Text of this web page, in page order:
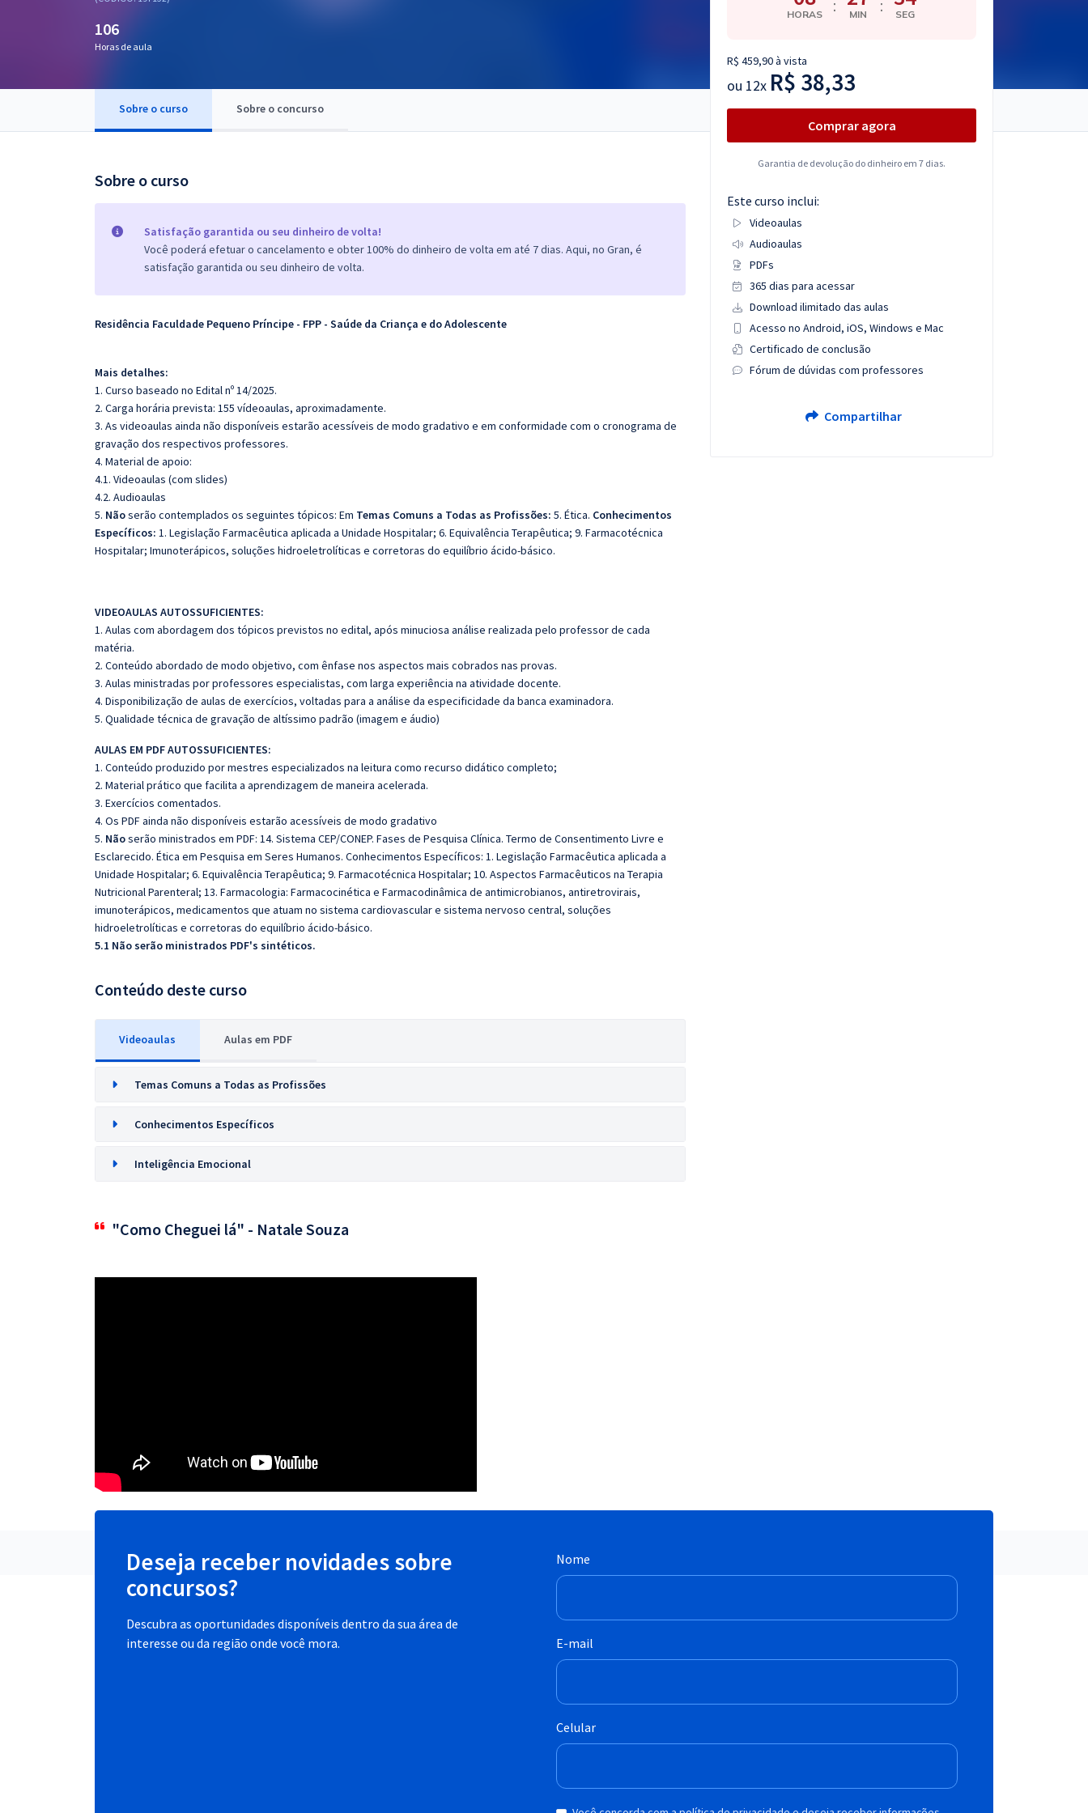
OAB
106
Horas de aula
Sobre o curso Sobre o concurso
Sobre o curso
Satisfação garantida ou seu dinheiro de volta!
Você poderá efetuar o cancelamento e obter 100% do dinheiro de volta em até 7 dias. Aqui, no Gran, é
satisfação garantida ou seu dinheiro de volta.
Residência Faculdade Pequeno Príncipe - FPP - Saúde da Criança e do Adolescente
Mais detalhes:
1. Curso baseado no Edital nº 14/2025.
2. Carga horária prevista: 155 vídeoaulas, aproximadamente.
3. As videoaulas ainda não disponíveis estarão acessíveis de modo gradativo e em conformidade com o cronograma de
gravação dos respectivos professores.
4. Material de apoio:
4.1. Videoaulas (com slides)
4.2. Audioaulas
5. Nãoserão contemplados os seguintes tópicos: Em Temas Comuns a Todas as Profissões: 5. Ética. Conhecimentos
Específicos: 1. Legislação Farmacêutica aplicada a Unidade Hospitalar; 6. Equivalência Terapêutica; 9. Farmacotécnica
Hospitalar; Imunoterápicos, soluções hidroeletrolíticas e corretoras do equilíbrio ácido-básico.
VIDEOAULAS AUTOSSUFICIENTES:
1. Aulas com abordagem dos tópicos previstos no edital, após minuciosa análise realizada pelo professor de cada
matéria.
2. Conteúdo abordado de modo objetivo, com ênfase nos aspectos mais cobrados nas provas.
3. Aulas ministradas por professores especialistas, com larga experiência na atividade docente.
4. Disponibilização de aulas de exercícios, voltadas para a análise da especificidade da banca examinadora.
5. Qualidade técnica de gravação de altíssimo padrão (imagem e áudio)
AULAS EM PDF AUTOSSUFICIENTES:
1. Conteúdo produzido por mestres especializados na leitura como recurso didático completo;
2. Material prático que facilita a aprendizagem de maneira acelerada.
3. Exercícios comentados.
4. Os PDF ainda não disponíveis estarão acessíveis de modo gradativo
5. Nãoserão ministrados em PDF: 14. Sistema CEP/CONEP. Fases de Pesquisa Clínica. Termo de Consentimento Livre e
Esclarecido. Ética em Pesquisa em Seres Humanos. Conhecimentos Específicos: 1. Legislação Farmacêutica aplicada a
Unidade Hospitalar; 6. Equivalência Terapêutica; 9. Farmacotécnica Hospitalar; 10. Aspectos Farmacêuticos na Terapia
Nutricional Parenteral; 13. Farmacologia: Farmacocinética e Farmacodinâmica de antimicrobianos, antiretrovirais,
imunoterápicos, medicamentos que atuam no sistema cardiovascular e sistema nervoso central, soluções
hidroeletrolíticas e corretoras do equilíbrio ácido-básico.
5.1 Não serão ministrados PDF's sintéticos.
Conteúdo deste curso
Videoaulas Aulas em PDF
Temas Comuns a Todas as Profissões
Conhecimentos Específicos
Inteligência Emocional
"Como Cheguei lá" - Natale Souza
HORAS : MIN : SEG
R$ 459,90 à vista
ou 12x R$ 38,33
Comprar agora
Garantia de devolução do dinheiro em 7 dias.
Este curso inclui:
Videoaulas
Audioaulas
PDFs
365 dias para acessar
Download ilimitado das aulas
Acesso no Android, iOS, Windows e Mac
Certificado de conclusão
Fórum de dúvidas com professores
Compartilhar
Deseja receber novidades sobre
concursos?
Descubra as oportunidades disponíveis dentro da sua área de
interesse ou da região onde você mora.
Nome
E-mail
Celular